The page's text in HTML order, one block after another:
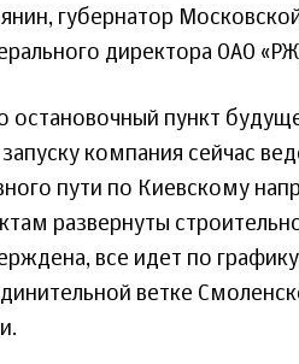
губернатор
директора ОАО
остановочный пункт
запуску компания сейчас
пути по Киевскому
развернуты
все идет по
ветке